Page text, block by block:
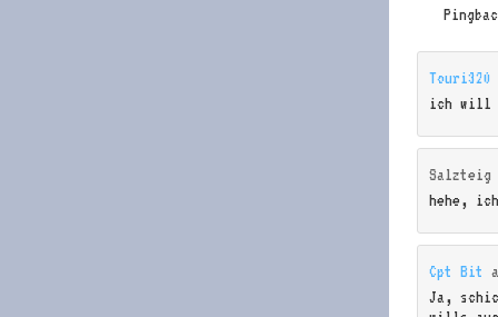
Touri320
ich will
Salzteig
hehe,
Cpt Bit
Ja,